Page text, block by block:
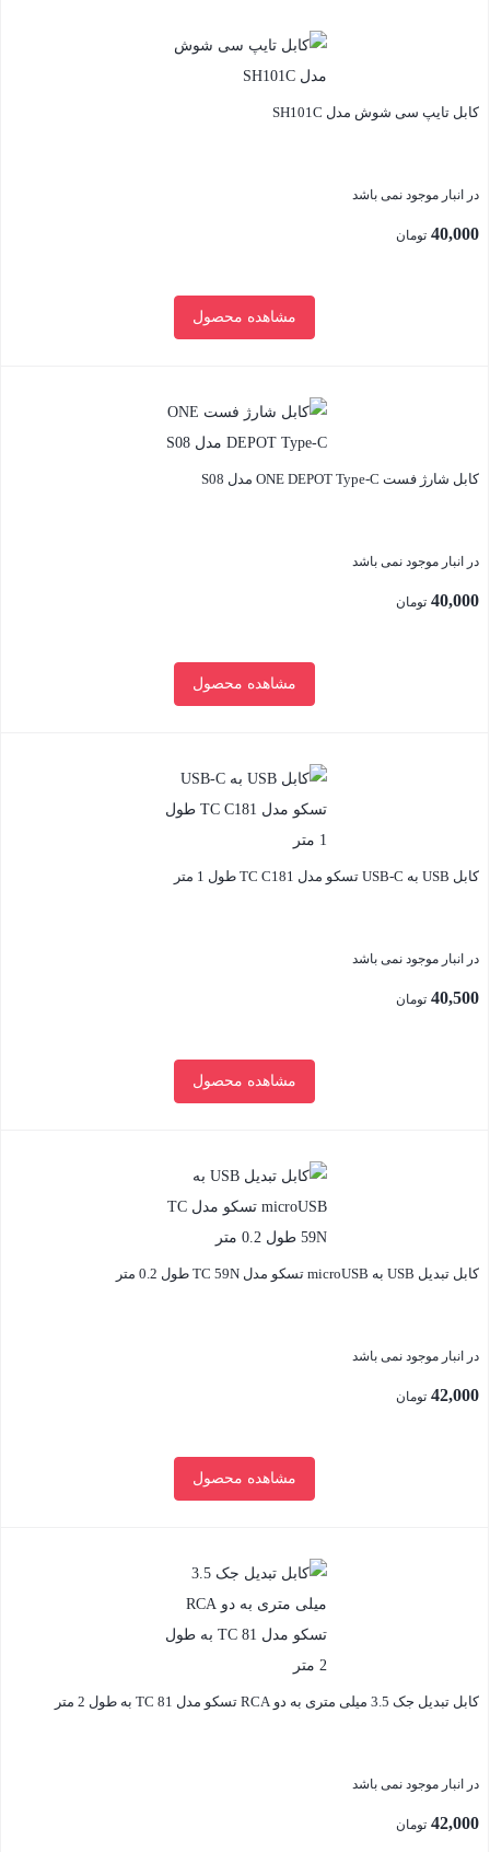
کابل تایپ سی شوش مدل SH101C
در انبار موجود نمی باشد
40,000 تومان
مشاهده محصول
کابل شارژ فست ONE DEPOT Type-C مدل S08
در انبار موجود نمی باشد
40,000 تومان
مشاهده محصول
کابل USB به USB-C تسکو مدل TC C181 طول 1 متر
در انبار موجود نمی باشد
40,500 تومان
مشاهده محصول
کابل تبدیل USB به microUSB تسکو مدل TC 59N طول 0.2 متر
در انبار موجود نمی باشد
42,000 تومان
مشاهده محصول
کابل تبدیل جک 3.5 میلی متری به دو RCA تسکو مدل TC 81 به طول 2 متر
در انبار موجود نمی باشد
42,000 تومان